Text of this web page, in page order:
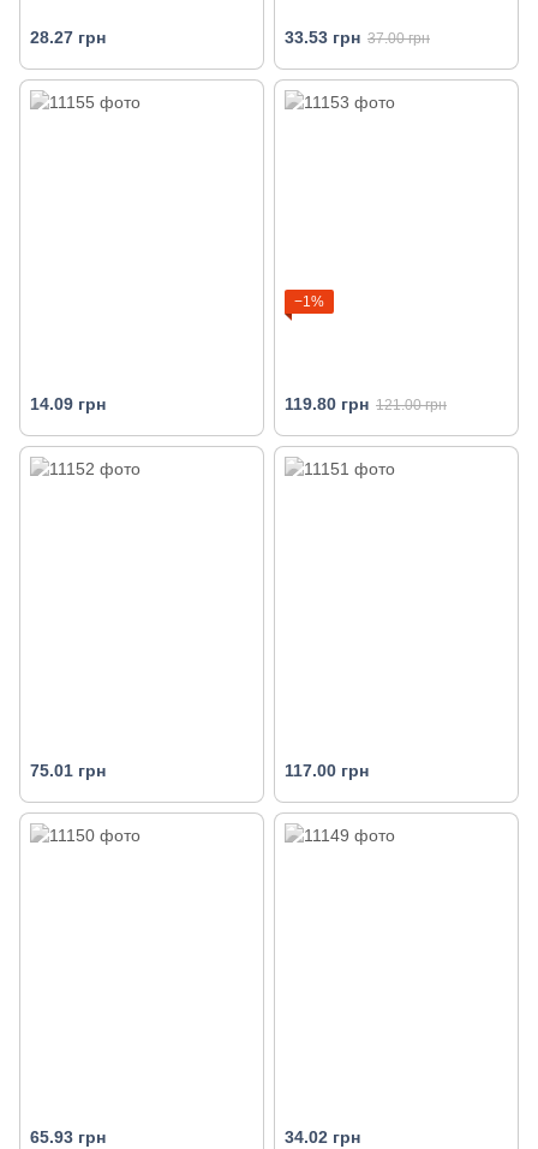
28.27 грн 33.53 грн 37.00 грн
14.09 грн
−1%
119.80 грн 121.00 грн
75.01 грн 117.00 грн
65.93 грн 34.02 грн